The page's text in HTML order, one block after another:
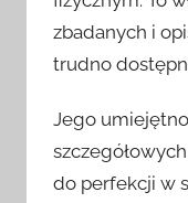
zbadanych i
trudno
Jego
do perfekcji w